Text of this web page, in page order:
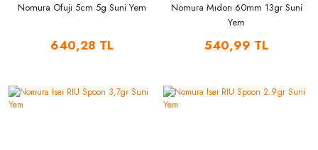
Nomura Ofujı 5cm 5g Suni Yem
640,28 TL
Nomura Mıdorı 60mm 13gr Suni
Yem
540,99 TL